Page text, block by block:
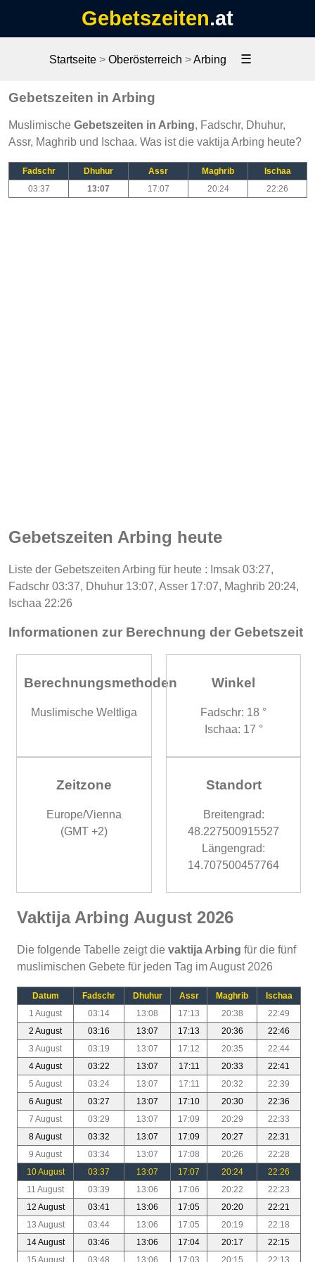
Gebetszeiten.at
Startseite > Oberösterreich >Arbing ☰
Gebetszeiten in Arbing
Muslimische Gebetszeiten in Arbing, Fadschr, Dhuhur,
Assr, Maghrib und Ischaa. Was ist die vaktija Arbing heute?
Fadschr Dhuhur Assr Maghrib
Ischaa
03:37
13:07 17:07 20:24 22:26
Gebetszeiten Arbing heute
Liste der Gebetszeiten Arbing für heute : Imsak 03:27,
Fadschr 03:37, Dhuhur 13:07, Asser 17:07, Maghrib 20:24,
Ischaa 22:26
Informationen zur Berechnung der Gebetszeit
Berechnungsmethoden
Muslimische Weltliga
Winkel
Fadschr: 18 °
Ischaa: 17 °
Zeitzone
Europe/Vienna
(GMT +2)
Standort
Breitengrad:
48.227500915527
Längengrad:
14.707500457764
Vaktija Arbing August 2026
Die folgende Tabelle zeigt die vaktija Arbing für die fünf
muslimischen Gebete für jeden Tag im August 2026
Datum Fadschr Dhuhur Assr Maghrib
Ischaa
1 August
03:14 13:08 17:13 20:38
22:49
2 August
03:16 13:07 17:13 20:36
22:46
3 August
03:19 13:07 17:12 20:35
22:44
4 August
03:22 13:07 17:11 20:33
22:41
5 August
03:24 13:07 17:11 20:32
22:39
6 August
03:27 13:07 17:10 20:30
22:36
7 August
03:29 13:07 17:09 20:29
22:33
8 August
03:32 13:07 17:09 20:27
22:31
9 August
03:34 13:07 17:08 20:26
22:28
10 August
03:37 13:07 17:07 20:24
22:26
11 August
03:39 13:06 17:06 20:22
22:23
12 August
03:41 13:06 17:05 20:20
22:21
13 August
03:44 13:06 17:05 20:19
22:18
14 August
03:46 13:06 17:04 20:17
22:15
15 August
03:48 13:06 17:03 20:15 22:13